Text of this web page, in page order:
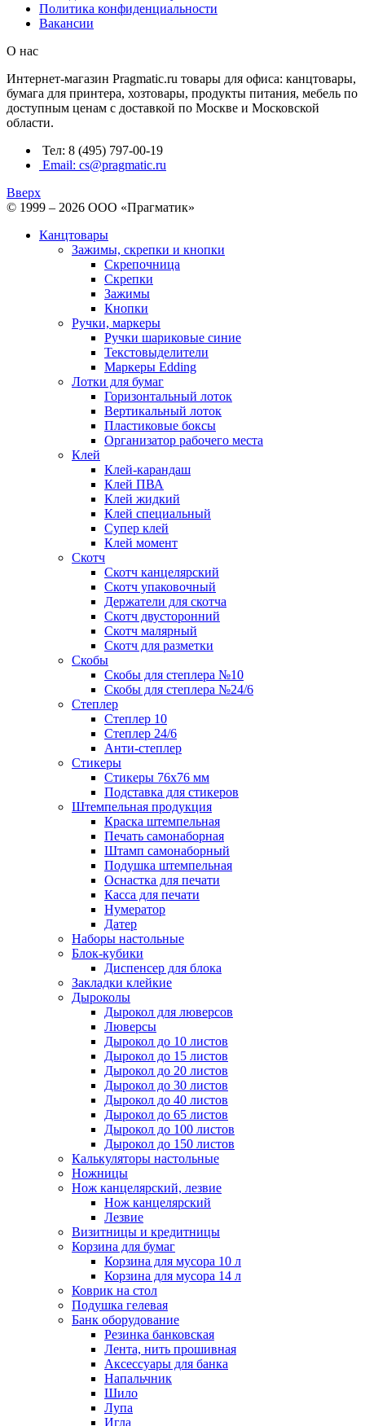
Политика конфиденциальности
Вакансии
О нас
Интернет-магазин Pragmatic.ru товары для офиса: канцтовары,
бумага для принтера, хозтовары, продукты питания, мебель по
доступным ценам с доставкой по Москве и Московской
области.
Тел: 8 (495) 797-00-19
Email: cs@pragmatic.ru
Вверх
© 1999 – 2026 ООО «Прагматик»
Канцтовары
Зажимы, скрепки и кнопки
Скрепочница
Скрепки
Зажимы
Кнопки
Ручки, маркеры
Ручки шариковые синие
Текстовыделители
Маркеры Edding
Лотки для бумаг
Горизонтальный лоток
Вертикальный лоток
Пластиковые боксы
Организатор рабочего места
Клей
Клей-карандаш
Клей ПВА
Клей жидкий
Клей специальный
Супер клей
Клей момент
Скотч
Скотч канцелярский
Скотч упаковочный
Держатели для скотча
Скотч двусторонний
Скотч малярный
Скотч для разметки
Скобы
Скобы для степлера №10
Скобы для степлера №24/6
Степлер
Степлер 10
Степлер 24/6
Анти-степлер
Стикеры
Стикеры 76x76 мм
Подставка для стикеров
Штемпельная продукция
Краска штемпельная
Печать самонаборная
Штамп самонаборный
Подушка штемпельная
Оснастка для печати
Касса для печати
Нумератор
Датер
Наборы настольные
Блок-кубики
Диспенсер для блока
Закладки клейкие
Дыроколы
Дырокол для люверсов
Люверсы
Дырокол до 10 листов
Дырокол до 15 листов
Дырокол до 20 листов
Дырокол до 30 листов
Дырокол до 40 листов
Дырокол до 65 листов
Дырокол до 100 листов
Дырокол до 150 листов
Калькуляторы настольные
Ножницы
Нож канцелярский, лезвие
Нож канцелярский
Лезвие
Визитницы и кредитницы
Корзина для бумаг
Корзина для мусора 10 л
Корзина для мусора 14 л
Коврик на стол
Подушка гелевая
Банк оборудование
Резинка банковская
Лента, нить прошивная
Аксессуары для банка
Напальчник
Шило
Лупа
Игла